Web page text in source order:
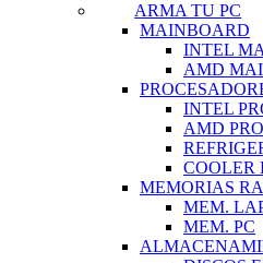
ARMA TU PC
MAINBOARD
INTEL
AMD
INTEL
AMD
COOLER
MEMORIAS
MEM.
MEM. PC